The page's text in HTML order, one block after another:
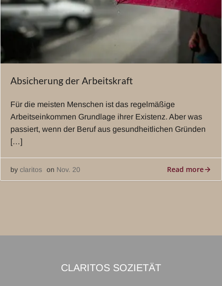
Absicherung der Arbeitskraft
Für die meisten Menschen ist das regelmäßige
Arbeitseinkommen Grundlage ihrer Existenz. Aber was
passiert, wenn der Beruf aus gesundheitlichen Gründen
[…]
by claritos on Nov. 20 Read more
CLARITOS SOZIETÄT